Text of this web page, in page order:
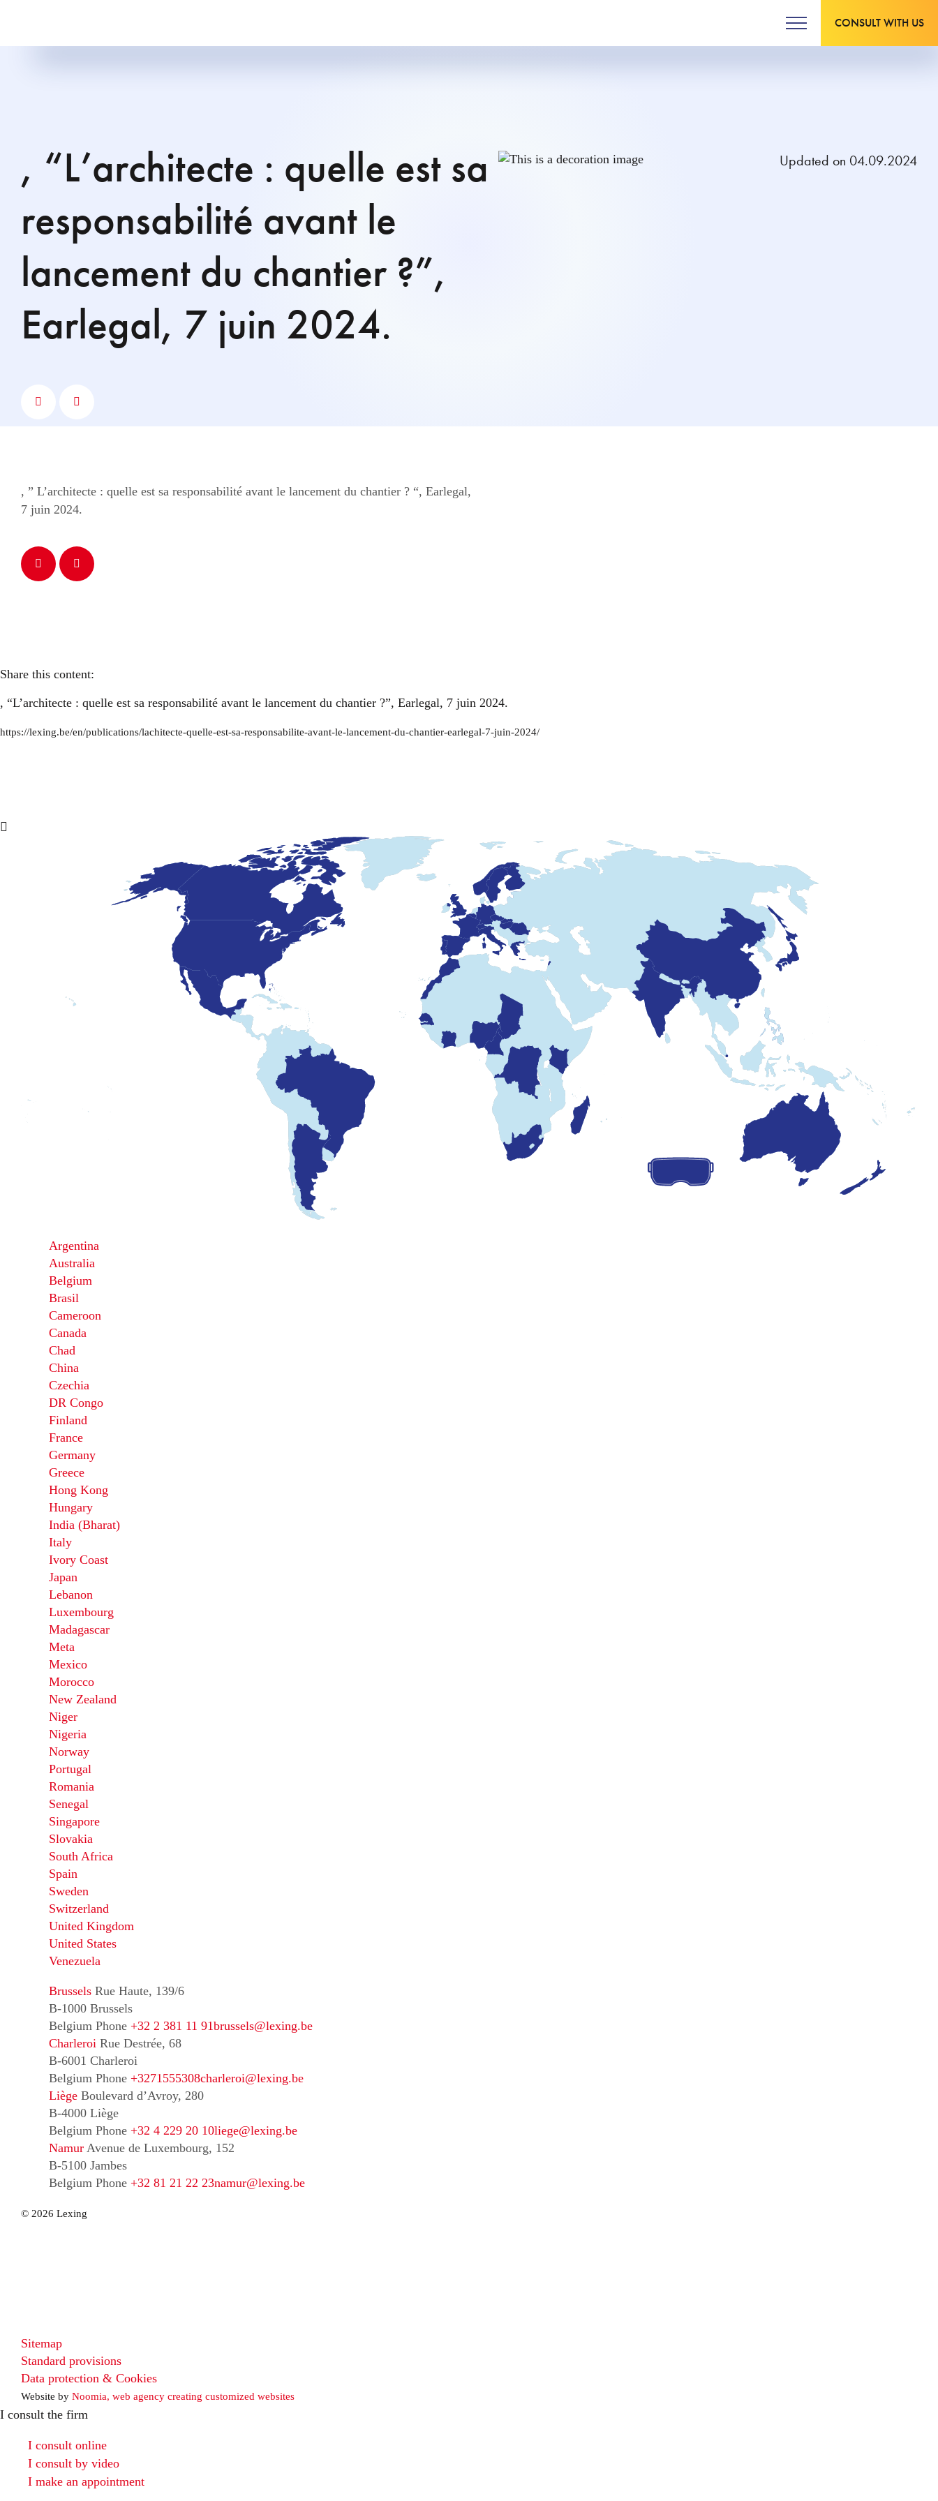
CONSULT WITH US
, “L’architecte : quelle est sa
responsabilité avant le
lancement du chantier ?”,
Earlegal, 7 juin 2024.
Updated on 04.09.2024
, ” L’architecte : quelle est sa responsabilité avant le lancement du chantier ? “, Earlegal,
7 juin 2024.
Share this content:
, “L’architecte : quelle est sa responsabilité avant le lancement du chantier ?”, Earlegal, 7 juin 2024.
https://lexing.be/en/publications/lachitecte-quelle-est-sa-responsabilite-avant-le-lancement-du-chantier-earlegal-7-juin-2024/
Argentina
Australia
Belgium
Brasil
Cameroon
Canada
Chad
China
Czechia
DR Congo
Finland
France
Germany
Greece
Hong Kong
Hungary
India (Bharat)
Italy
Ivory Coast
Japan
Lebanon
Luxembourg
Madagascar
Meta
Mexico
Morocco
New Zealand
Niger
Nigeria
Norway
Portugal
Romania
Senegal
Singapore
Slovakia
South Africa
Spain
Sweden
Switzerland
United Kingdom
United States
Venezuela
Brussels Rue Haute, 139/6
B-1000 Brussels
Belgium Phone +32 2 381 11 91brussels@lexing.be
Charleroi Rue Destrée, 68
B-6001 Charleroi
Belgium Phone +3271555308charleroi@lexing.be
Liège Boulevard d’Avroy, 280
B-4000 Liège
Belgium Phone +32 4 229 20 10liege@lexing.be
Namur Avenue de Luxembourg, 152
B-5100 Jambes
Belgium Phone +32 81 21 22 23namur@lexing.be
© 2026 Lexing
Sitemap
Standard provisions
Data protection & Cookies
Website by Noomia, web agency creating customized websites
I consult the firm
I consult online
I consult by video
I make an appointment